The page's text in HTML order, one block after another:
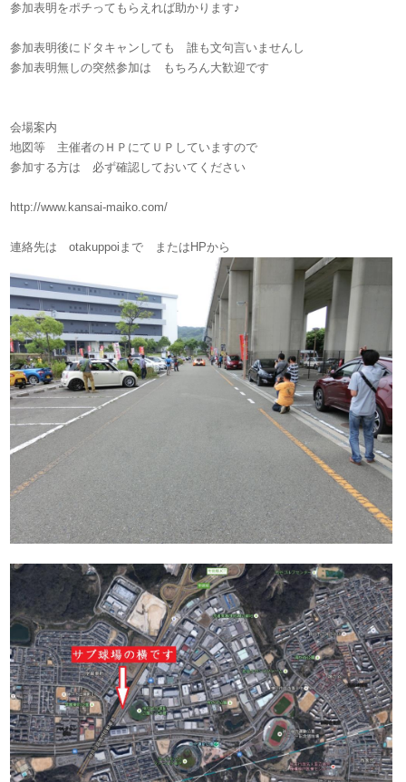
参加表明をポチってもらえれば助かります♪
参加表明後にドタキャンしても 誰も文句言いませんし
参加表明無しの突然参加は もちろん大歓迎です
会場案内
地図等 主催者のＨＰにてＵＰしていますので
参加する方は 必ず確認しておいてください
http://www.kansai-maiko.com/
連絡先は otakuppoiまで またはHPから